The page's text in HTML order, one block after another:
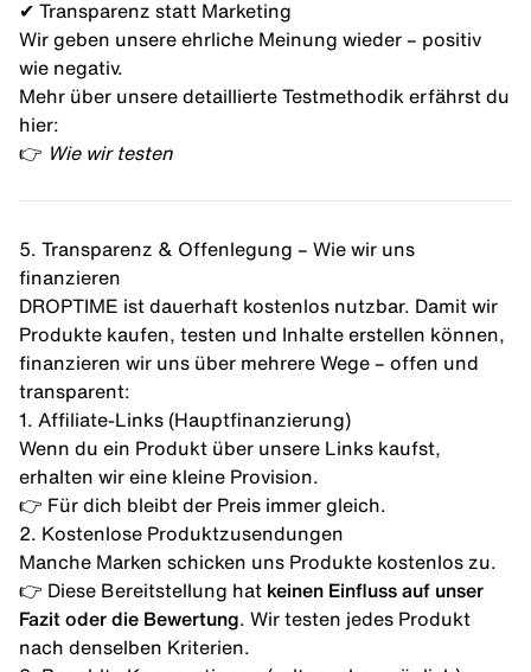
✔ Transparenz statt Marketing
Wir geben unsere ehrliche Meinung wieder – positiv
wie negativ.
Mehr über unsere detaillierte Testmethodik erfährst du
hier:
👉 Wie wir testen
5. Transparenz & Offenlegung – Wie wir uns
finanzieren
DROPTIME ist dauerhaft kostenlos nutzbar. Damit wir
Produkte kaufen, testen und Inhalte erstellen können,
finanzieren wir uns über mehrere Wege – offen und
transparent:
1. Affiliate-Links (Hauptfinanzierung)
Wenn du ein Produkt über unsere Links kaufst,
erhalten wir eine kleine Provision.
👉 Für dich bleibt der Preis immer gleich.
2. Kostenlose Produktzusendungen
Manche Marken schicken uns Produkte kostenlos zu.
👉 Diese Bereitstellung hat keinen Einfluss auf unser
Fazit oder die Bewertung. Wir testen jedes Produkt
nach denselben Kriterien.